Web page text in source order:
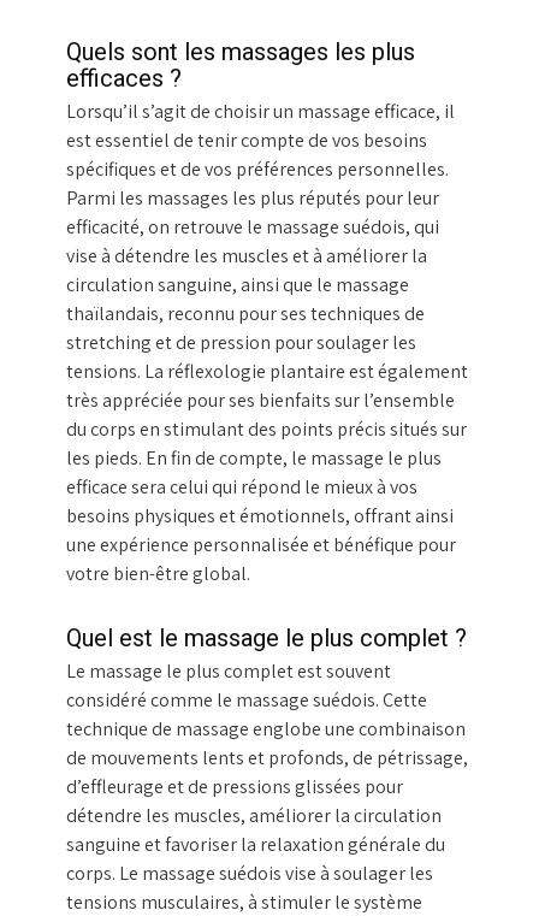
Quels sont les massages les plus
efficaces ?
Lorsqu’il s’agit de choisir un massage efficace, il
est essentiel de tenir compte de vos besoins
spécifiques et de vos préférences personnelles.
Parmi les massages les plus réputés pour leur
efficacité, on retrouve le massage suédois, qui
vise à détendre les muscles et à améliorer la
circulation sanguine, ainsi que le massage
thaïlandais, reconnu pour ses techniques de
stretching et de pression pour soulager les
tensions. La réflexologie plantaire est également
très appréciée pour ses bienfaits sur l’ensemble
du corps en stimulant des points précis situés sur
les pieds. En fin de compte, le massage le plus
efficace sera celui qui répond le mieux à vos
besoins physiques et émotionnels, offrant ainsi
une expérience personnalisée et bénéfique pour
votre bien-être global.
Quel est le massage le plus complet ?
Le massage le plus complet est souvent
considéré comme le massage suédois. Cette
technique de massage englobe une combinaison
de mouvements lents et profonds, de pétrissage,
d’effleurage et de pressions glissées pour
détendre les muscles, améliorer la circulation
sanguine et favoriser la relaxation générale du
corps. Le massage suédois vise à soulager les
tensions musculaires, à stimuler le système